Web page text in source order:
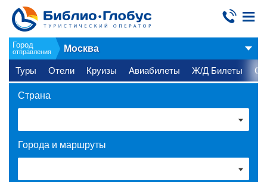
Город
отправления Москва
Туры Отели Круизы Авиабилеты Ж/Д Билеты
Страна
Города и маршруты